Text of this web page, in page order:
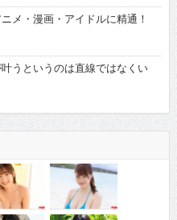
メ・漫画・アイドルに精通！
うというのは直線ではなくい